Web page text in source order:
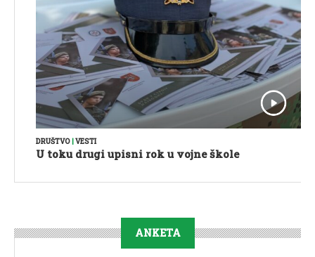
DRUŠTVO VESTI
U toku drugi upisni rok u vojne škole
ANKETA